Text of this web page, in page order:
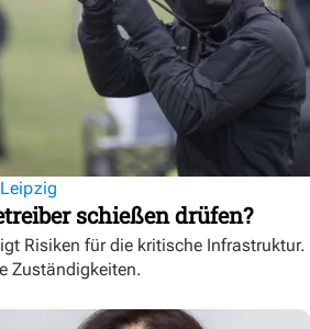
schießen drüfen?
Risiken für die kritische Infrastruktur.
Zuständigkeiten.